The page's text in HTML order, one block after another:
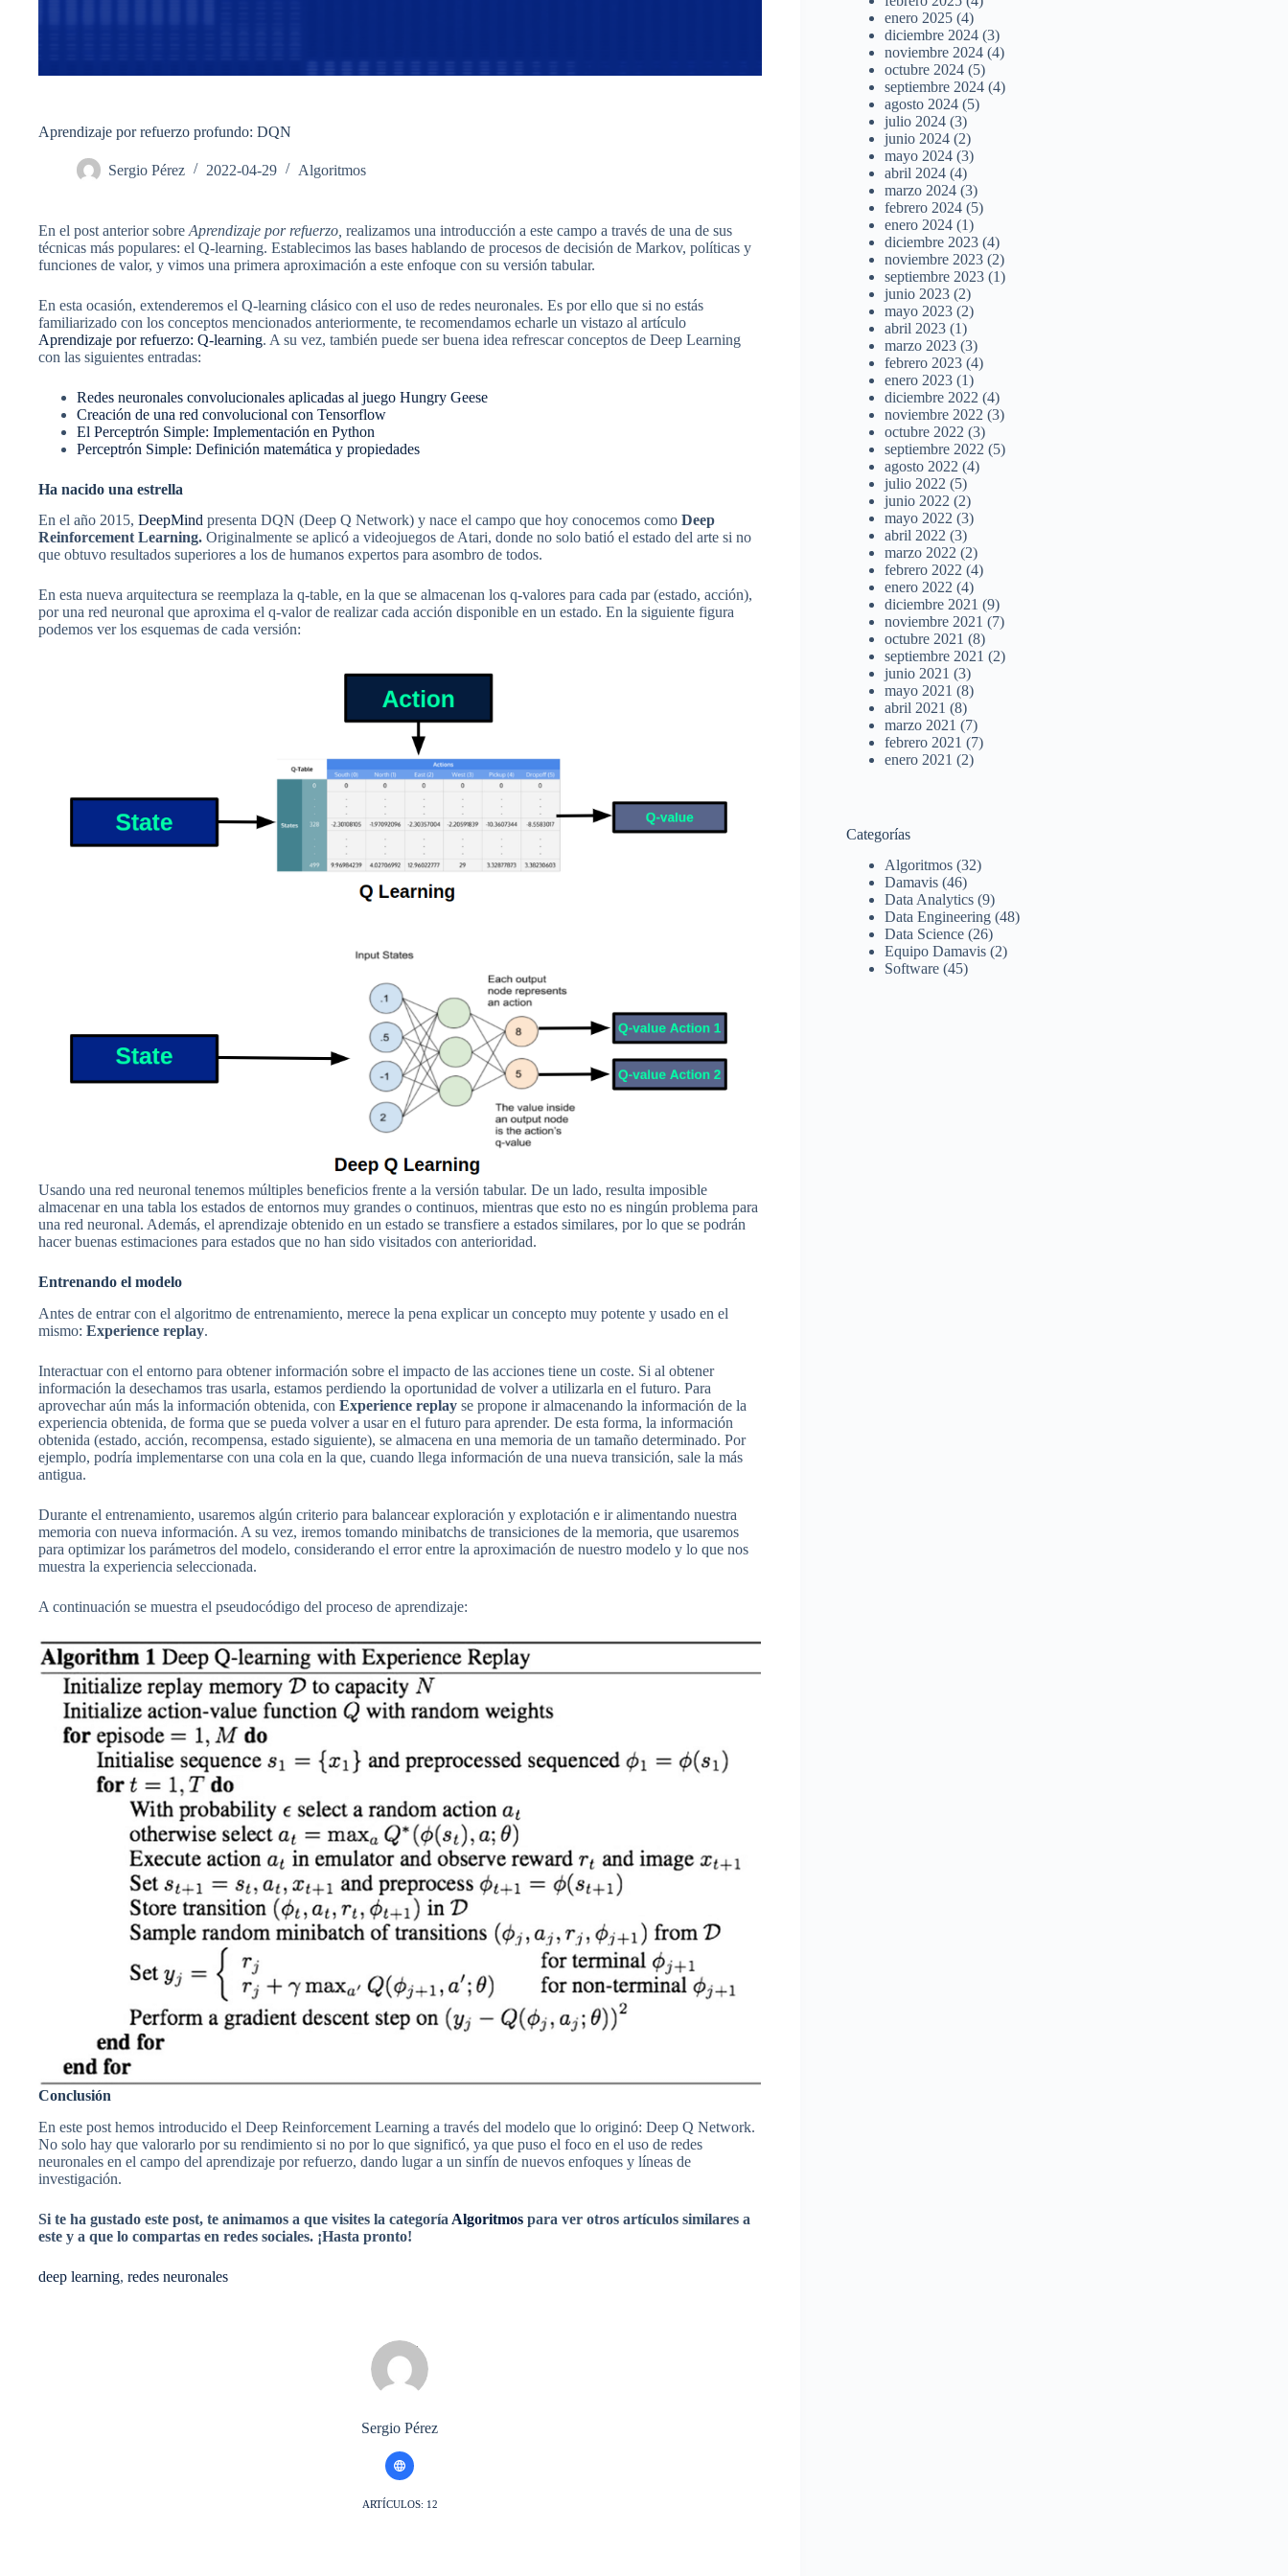
Aprendizaje por refuerzo profundo: DQN
Sergio Pérez 2022-04-29 Algoritmos
En el post anterior sobre Aprendizaje por refuerzo, realizamos una introducción a este campo a través de una de sus
técnicas más populares: el Q-learning. Establecimos las bases hablando de procesos de decisión de Markov, políticas y
funciones de valor, y vimos una primera aproximación a este enfoque con su versión tabular.
En esta ocasión, extenderemos el Q-learning clásico con el uso de redes neuronales. Es por ello que si no estás
familiarizado con los conceptos mencionados anteriormente, te recomendamos echarle un vistazo al artículo
Aprendizaje por refuerzo: Q-learning. A su vez, también puede ser buena idea refrescar conceptos de Deep Learning
con las siguientes entradas:
Redes neuronales convolucionales aplicadas al juego Hungry Geese
Creación de una red convolucional con Tensorflow
El Perceptrón Simple: Implementación en Python
Perceptrón Simple: Definición matemática y propiedades
Ha nacido una estrella
En el año 2015, DeepMind presenta DQN (Deep Q Network) y nace el campo que hoy conocemos como Deep
Reinforcement Learning. Originalmente se aplicó a videojuegos de Atari, donde no solo batió el estado del arte si no
que obtuvo resultados superiores a los de humanos expertos para asombro de todos.
En esta nueva arquitectura se reemplaza la q-table, en la que se almacenan los q-valores para cada par (estado, acción),
por una red neuronal que aproxima el q-valor de realizar cada acción disponible en un estado. En la siguiente figura
podemos ver los esquemas de cada versión:
Usando una red neuronal tenemos múltiples beneficios frente a la versión tabular. De un lado, resulta imposible
almacenar en una tabla los estados de entornos muy grandes o continuos, mientras que esto no es ningún problema para
una red neuronal. Además, el aprendizaje obtenido en un estado se transfiere a estados similares, por lo que se podrán
hacer buenas estimaciones para estados que no han sido visitados con anterioridad.
Entrenando el modelo
Antes de entrar con el algoritmo de entrenamiento, merece la pena explicar un concepto muy potente y usado en el
mismo: Experience replay.
Interactuar con el entorno para obtener información sobre el impacto de las acciones tiene un coste. Si al obtener
información la desechamos tras usarla, estamos perdiendo la oportunidad de volver a utilizarla en el futuro. Para
aprovechar aún más la información obtenida, con Experience replay se propone ir almacenando la información de la
experiencia obtenida, de forma que se pueda volver a usar en el futuro para aprender. De esta forma, la información
obtenida (estado, acción, recompensa, estado siguiente), se almacena en una memoria de un tamaño determinado. Por
ejemplo, podría implementarse con una cola en la que, cuando llega información de una nueva transición, sale la más
antigua.
Durante el entrenamiento, usaremos algún criterio para balancear exploración y explotación e ir alimentando nuestra
memoria con nueva información. A su vez, iremos tomando minibatchs de transiciones de la memoria, que usaremos
para optimizar los parámetros del modelo, considerando el error entre la aproximación de nuestro modelo y lo que nos
muestra la experiencia seleccionada.
A continuación se muestra el pseudocódigo del proceso de aprendizaje:
Conclusión
En este post hemos introducido el Deep Reinforcement Learning a través del modelo que lo originó: Deep Q Network.
No solo hay que valorarlo por su rendimiento si no por lo que significó, ya que puso el foco en el uso de redes
neuronales en el campo del aprendizaje por refuerzo, dando lugar a un sinfín de nuevos enfoques y líneas de
investigación.
Si te ha gustado este post, te animamos a que visites la categoría Algoritmos para ver otros artículos similares a
este y a que lo compartas en redes sociales. ¡Hasta pronto!
deep learning, redes neuronales
Sergio Pérez
ARTÍCULOS: 12
enero 2025 (4)
diciembre 2024 (3)
noviembre 2024 (4)
octubre 2024 (5)
septiembre 2024 (4)
agosto 2024 (5)
julio 2024 (3)
junio 2024 (2)
mayo 2024 (3)
abril 2024 (4)
marzo 2024 (3)
febrero 2024 (5)
enero 2024 (1)
diciembre 2023 (4)
noviembre 2023 (2)
septiembre 2023 (1)
junio 2023 (2)
mayo 2023 (2)
abril 2023 (1)
marzo 2023 (3)
febrero 2023 (4)
enero 2023 (1)
diciembre 2022 (4)
noviembre 2022 (3)
octubre 2022 (3)
septiembre 2022 (5)
agosto 2022 (4)
julio 2022 (5)
junio 2022 (2)
mayo 2022 (3)
abril 2022 (3)
marzo 2022 (2)
febrero 2022 (4)
enero 2022 (4)
diciembre 2021 (9)
noviembre 2021 (7)
octubre 2021 (8)
septiembre 2021 (2)
junio 2021 (3)
mayo 2021 (8)
abril 2021 (8)
marzo 2021 (7)
febrero 2021 (7)
enero 2021 (2)
Categorías
Algoritmos (32)
Damavis (46)
Data Analytics (9)
Data Engineering (48)
Data Science (26)
Equipo Damavis (2)
Software (45)